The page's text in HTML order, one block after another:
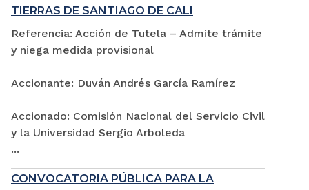
TIERRAS DE SANTIAGO DE CALI
Referencia: Acción de Tutela – Admite trámite
y niega medida provisional
Accionante: Duván Andrés García Ramírez
Accionado: Comisión Nacional del Servicio Civil
y la Universidad Sergio Arboleda
...
CONVOCATORIA PÚBLICA PARA LA